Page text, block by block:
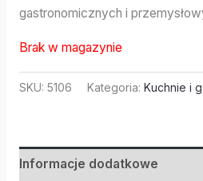
gastronomicznych i
Brak w magazynie
SKU: 5106 Kategoria: Kuchnie i
Informacje dodatkowe